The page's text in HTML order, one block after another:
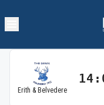
Erith & Belvedere